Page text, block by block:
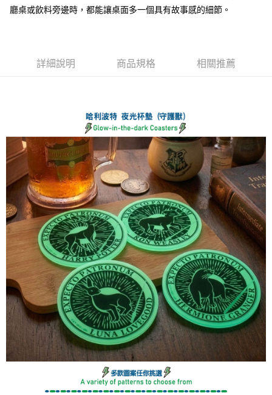
２．訂單成立數日內，您將收到繳費通知簡訊。
３．收到繳費通知簡訊後14天內，點擊此簡訊中的連結，可透過四大超商／
後付繳納相關費用。
※ 交易是否成功請以「AFTEE先享後付 」之結帳頁面顯示為準，若有關於
１．透過由恩沛科技股份有限公司提供之「AFTEE先享後付」服務完成之交
易，需依本服務之必要範圍內提供個人資料，並將交易相關給付款項請求債
權轉讓予恩沛科技股份有限公司。
２．關於個人資料處理事宜，請瀏覽以下網址：
https://aftee.tw/terms/#terms3
３．未成年的使用者請事先徵得法定代理人或監護人之同意方可使用
「AFTEE先享後付」，若未經同意申辦者引起之損失，本公司不負相關責
任。
４．使用「AFTEE先享後付」時，將依據個別帳號之用戶狀況，依本公司即
時審查核予不同之上限額度；若仍有額度不足之情形，本公司將視審查結果
請求用戶進行身份認證。
５．嚴禁一人註冊多個帳號或使用他人資訊註冊。若發現惡意使用之情形，
恩沛科技股份有限公司將有權停止該用戶之使用額度並採取法律行動。
每筆NT$60，滿NT$499(含以上)免運費
付款後7-11取貨
每筆NT$120，滿NT$499(含以上)免運費
海外宅配 查看運費
廳桌或飲料旁邊時，都能讓桌面多一個具有故事感的細節。
詳細說明 商品規格 相關推薦